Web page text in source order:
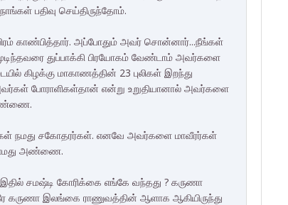
பதிவு செய்திருந்தோம்.
காண்பித்தார். அப்போதும் அவர் சொன்னார்...நீங்கள்
துப்பாக்கி பிரயோகம் வேண்டாம் அவர்களை
கிழக்கு மாகாணத்தின் 23 புலிகள் இறந்து
போராளிகள்தான் என்று உறுதியானால் அவர்களை
அண்ணை.
நமது சகோதரர்கள். எனவே அவர்களை மாவீரர்கள்
எமது அண்ணை.
சமஷ்டி கோரிக்கை எங்கே வந்தது ? கருணா
கருணா இலங்கை ராணுவத்தின் ஆளாக ஆகியிருந்து